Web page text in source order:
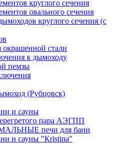
круглого сечения
овального сечения
круглого сечения (с
стали
к дымоходу
пемзы
(Рубцовск)
и сауны
пара АЭГПП
печи для бани
и сауны "Кristina"